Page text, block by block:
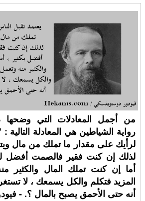
من أجمل المعادلات التي
رواية الشياطين هي المعادلة التالية
لرأيك على مقدار ما تملك من مال
لذلك إن كنت فقير فالصمت أفضل
أما إن كنت تملك المال والكثير
المزيد فتكلم والكل يسمعك ، لا
أنه حتى الأحمق يصبح بالمال ؟. -